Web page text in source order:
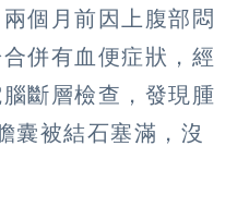
個月前因上腹部悶
併有血便症狀，經
斷層檢查，發現腫
囊被結石塞滿，沒